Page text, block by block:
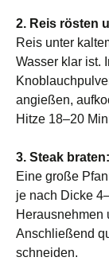
2. Reis rösten
Reis unter
Wasser klar ist.
angießen,
Hitze 18–20
3. Steak braten:
Eine große
je nach Dicke
Herausnehmen
Anschließend
schneiden.